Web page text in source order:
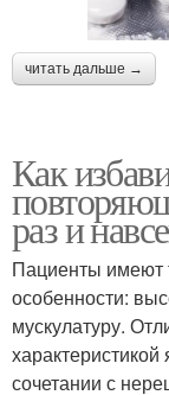
читать дальше →
Как
раз и
Пациенты имеют
особенности:
мускулатуру.
сочетании с